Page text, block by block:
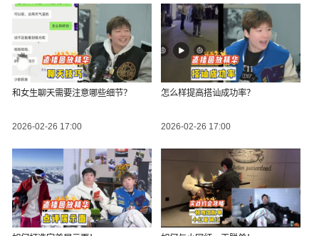
和女生聊天需要注意哪些细节？
2026-02-26 17:00
怎么样提高搭讪成功率？
2026-02-26 17:00